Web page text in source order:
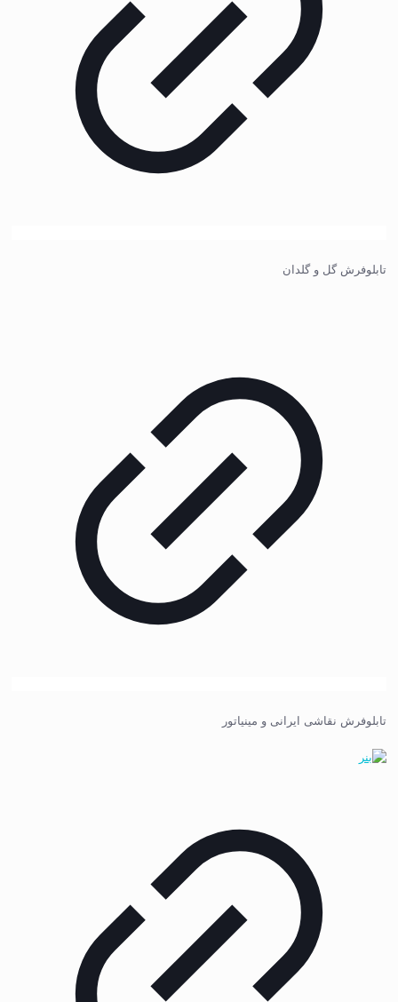
تابلوفرش گل و گلدان
تابلوفرش نقاشی ایرانی و مینیاتور